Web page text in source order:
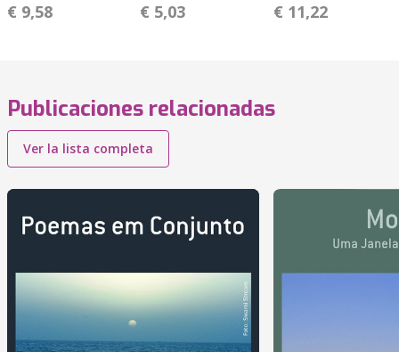
€ 9,58 € 5,03 € 11,22
Publicaciones relacionadas
Ver la lista completa